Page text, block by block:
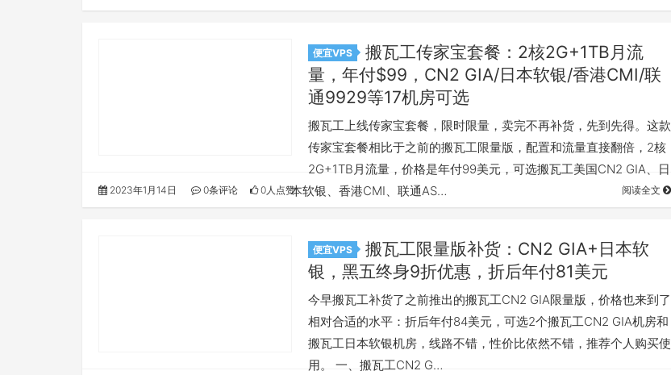
便宜VPS
搬瓦工传家宝套餐：2核2G+1TB月流
量，年付$99，CN2 GIA/日本软银/香港CMI/联
通9929等17机房可选
搬瓦工上线传家宝套餐，限时限量，卖完不再补货，先到先得。这款
传家宝套餐相比于之前的搬瓦工限量版，配置和流量直接翻倍，2核
2G+1TB月流量，价格是年付99美元，可选搬瓦工美国CN2 GIA、日
本软银、香港CMI、联通AS…
2023年1月14日 0条评论 0人点赞 阅读全文
便宜VPS
搬瓦工限量版补货：CN2 GIA+日本软
银，黑五终身9折优惠，折后年付81美元
今早搬瓦工补货了之前推出的搬瓦工CN2 GIA限量版，价格也来到了
相对合适的水平：折后年付84美元，可选2个搬瓦工CN2 GIA机房和
搬瓦工日本软银机房，线路不错，性价比依然不错，推荐个人购买使
用。 一、搬瓦工CN2 G…